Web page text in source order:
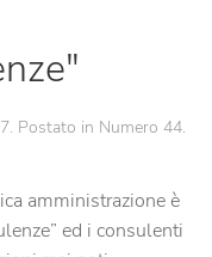
. Postato in Numero 44.
amministrazione è
ed i consulenti